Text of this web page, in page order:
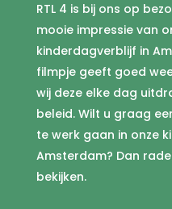
RTL 4 is bij ons op
mooie impressie van
kinderdagverblijf in
filmpje geeft goed
wij deze elke dag
beleid. Wilt u graag
te werk gaan in onze
Amsterdam? Dan
bekijken.